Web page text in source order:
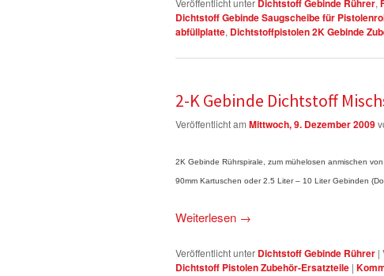
Dichtstoff Gebinde Rührer
Dichtstoff Gebinde Saugscheibe für
abfüllplatte, Dichtstoffpistolen 2K Gebinde
2-K Gebinde Dichtstoff
Veröffentlicht am Mittwoch, 9. Dezember 2009
2K Gebinde Rührspirale, zum mühelosen anmischen von
90mm Kartuschen oder 2.5 Liter – 10 Liter Gebinden
Weiterlesen →
Veröffentlicht unter Dichtstoff Gebinde Rührer |
Dichtstoff Pistolen Zubehör-Ersatzteile |